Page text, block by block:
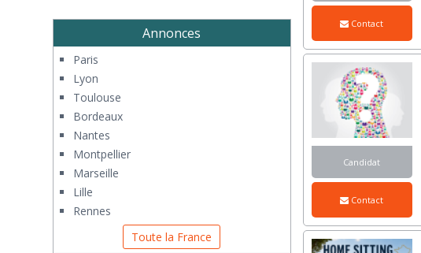
Contact
Candidat
Contact
Annonces
Paris
Lyon
Toulouse
Bordeaux
Nantes
Montpellier
Marseille
Lille
Rennes
Toute la France